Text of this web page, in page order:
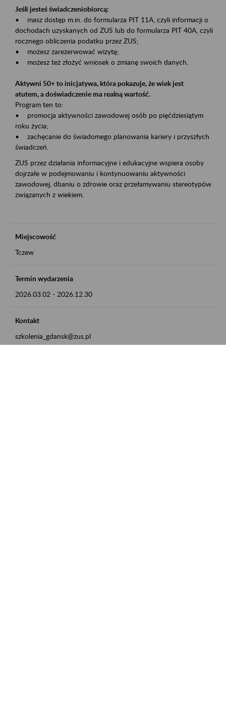
Jeśli jesteś świadczeniobiorcą:
• masz dostęp m.in. do formularza PIT 11A, czyli informacji o
dochodach uzyskanych od ZUS lub do formularza PIT 40A, czyli
rocznego obliczenia podatku przez ZUS;
• możesz zarezerwować wizytę;
• możesz też złożyć wniosek o zmianę swoich danych.
Aktywni 50+ to inicjatywa, która pokazuje, że wiek jest
atutem, a doświadczenie ma realną wartość.
Program ten to:
• promocja aktywności zawodowej osób po pięćdziesiątym
roku życia;
• zachęcanie do świadomego planowania kariery i przyszłych
świadczeń.
ZUS przez działania informacyjne i edukacyjne wspiera osoby
dojrzałe w podejmowaniu i kontynuowaniu aktywności
zawodowej, dbaniu o zdrowie oraz przełamywaniu stereotypów
związanych z wiekiem.
Miejscowość
Tczew
Termin wydarzenia
2026.03.02 - 2026.12.30
Kontakt
szkolenia_gdansk@zus.pl